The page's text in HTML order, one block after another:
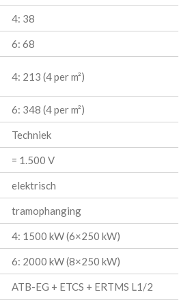
4: 38
6: 68
4: 213 (4 per m²)
6: 348 (4 per m²)
Techniek
= 1.500 V
elektrisch
tramophanging
4: 1500 kW (6×250 kW)
6: 2000 kW (8×250 kW)
ATB-EG + ETCS + ERTMS L1/2